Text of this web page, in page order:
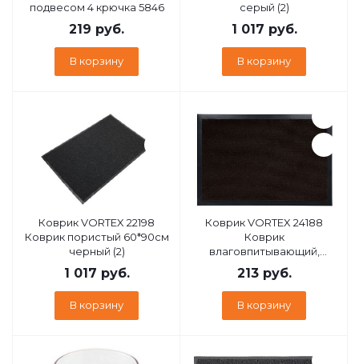
подвесом 4 крючка 5846
219 руб.
В корзину
серый (2)
1 017 руб.
В корзину
Коврик VORTEX 22198
Коврик пористый 60*90см
черный (2)
1 017 руб.
В корзину
Коврик VORTEX 24188
Коврик
влаговпитывающий,
ребристый TRIP 40*60 см
коричневый / 15
213руб.
В корзину